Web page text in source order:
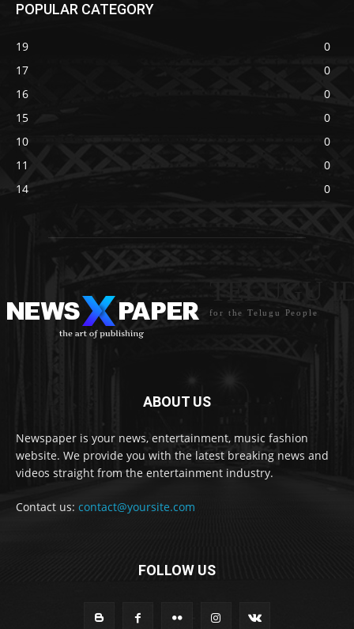
POPULAR CATEGORY
19
0
17
0
16
0
15
0
10
0
11
0
14
0
for the Telugu People
ABOUT US
Newspaper is your news, entertainment, music fashion
website. We provide you with the latest breaking news and
videos straight from the entertainment industry.
Contact us: contact@yoursite.com
FOLLOW US